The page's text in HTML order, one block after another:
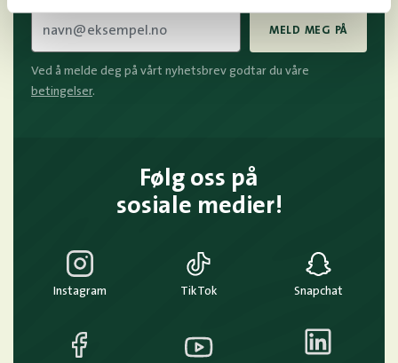
MELD MEG PÅ
Ved å melde deg på vårt nyhetsbrev godtar du våre
betingelser.
Følg oss på
sosiale medier!
Instagram TikTok Snapchat